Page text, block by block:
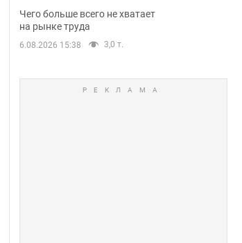
вакансии
Чего больше всего не хватает
на рынке труда
6.08.2026 15:38 3,0 т.